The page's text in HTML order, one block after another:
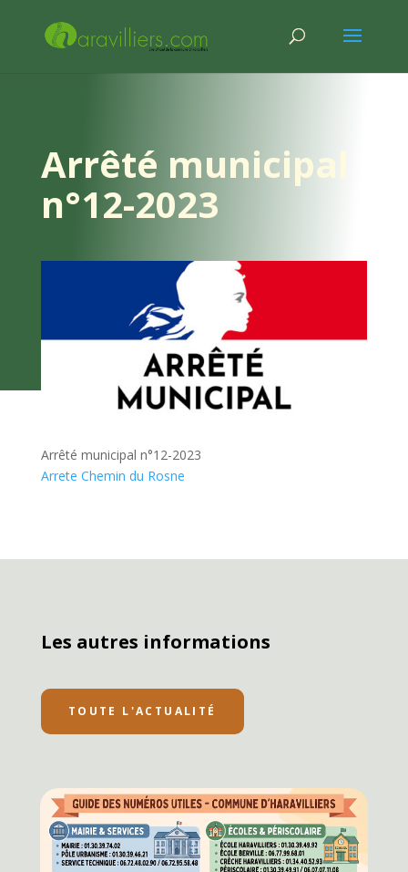
Arrêté municipal
n°12-2023
Arrêté municipal n°12-2023
Arrete Chemin du Rosne
Les autres informations
TOUTE L'ACTUALITÉ